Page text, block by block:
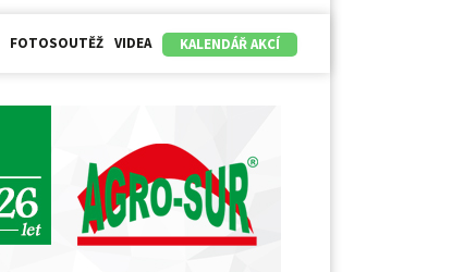
FOTOSOUTĚŽ VIDEA KALENDÁŘ AKCÍ